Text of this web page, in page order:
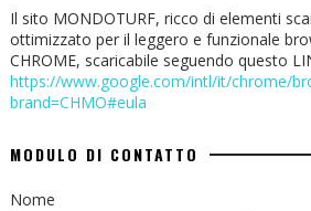
Il sito MONDOTURF, ricco di elementi
ottimizzato per il leggero e funzionale
CHROME, scaricabile seguendo questo
https://www.google.com/intl/it/chrome/
brand=CHMO#eula
MODULO DI CONTATTO
Nome